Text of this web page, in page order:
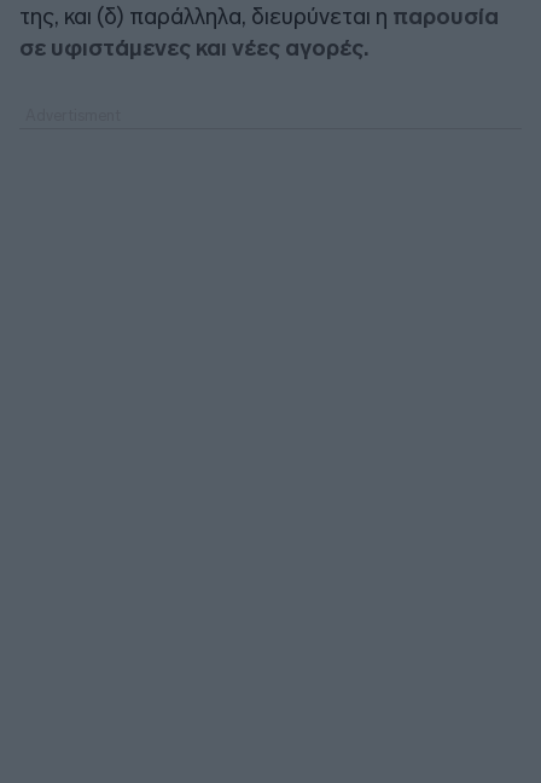
της, και (δ) παράλληλα, διευρύνεται η παρουσία
σε υφιστάμενες και νέες αγορές.